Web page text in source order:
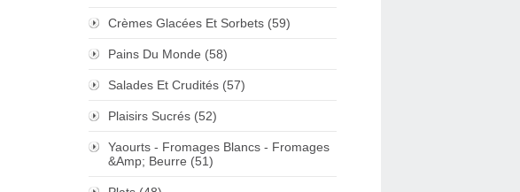
Crèmes Glacées Et Sorbets (59)
Pains Du Monde (58)
Salades Et Crudités (57)
Plaisirs Sucrés (52)
Yaourts - Fromages Blancs - Fromages
&Amp; Beurre (51)